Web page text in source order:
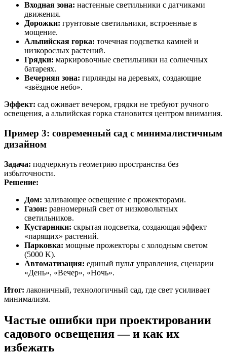
Входная зона: настенные светильники с датчиками
движения.
Дорожки: грунтовые светильники, встроенные в
мощение.
Альпийская горка: точечная подсветка камней и
низкорослых растений.
Грядки: маркировочные светильники на солнечных
батареях.
Вечерняя зона: гирлянды на деревьях, создающие
«звёздное небо».
Эффект: сад оживает вечером, грядки не требуют ручного
освещения, а альпийская горка становится центром внимания.
Пример 3: современный сад с минималистичным
дизайном
Задача: подчеркнуть геометрию пространства без
избыточности.
Решение:
Дом: заливающее освещение с прожекторами.
Газон: равномерный свет от низковольтных
светильников.
Кустарники: скрытая подсветка, создающая эффект
«парящих» растений.
Парковка: мощные прожекторы с холодным светом
(5000 K).
Автоматизация: единый пульт управления, сценарии
«День», «Вечер», «Ночь».
Итог: лаконичный, технологичный сад, где свет усиливает
минимализм.
Частые ошибки при проектировании
садового освещения — и как их
избежать